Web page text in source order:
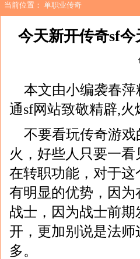
当前位置： 单职业传奇
今天新开传奇sf
本文由小编袭春
通sf网站致敬精辟,火
不要看玩传奇游
火，好些人只要一
在转职功能，对于
有明显的优势，因
战士，因为战士前
开，更加别说是法
多。